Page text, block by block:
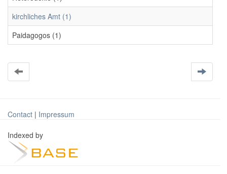
kirchliches Amt (1)
Paidagogos (1)
Contact | Impressum
Indexed by